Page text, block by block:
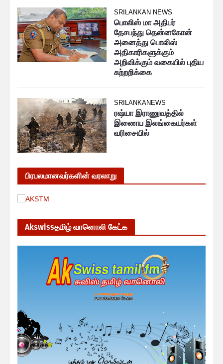
SRILANKAN NEWS
பொலிஸ் மா அதிபர்
தேசபந்து தென்னகோன்
அனைத்து பொலிஸ்
அதிகாரிகளுக்கும்
அறிவிக்கும் வகையில் புதிய
சுற்றறிக்கை
SRILANKANEWS
ரஷ்யா இராணுவத்தில்
இணைய இலங்கையர்கள்
வரிசையில்
பிரபலமானவர்களின் வரலாறு
Akswissதமிழ் வானொலி கேட்க